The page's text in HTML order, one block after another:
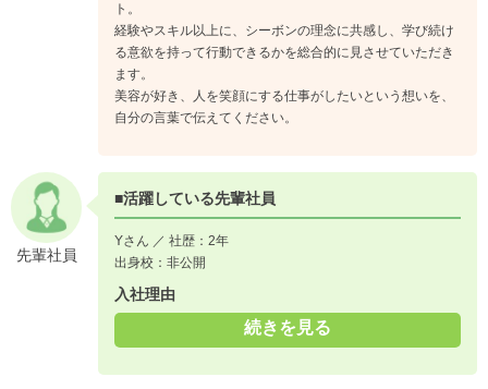
ト。
経験やスキル以上に、シーボンの理念に共感し、学び続け
る意欲を持って行動できるかを総合的に見させていただき
ます。
美容が好き、人を笑顔にする仕事がしたいという想いを、
自分の言葉で伝えてください。
先輩社員
■活躍している先輩社員
Yさん ／ 社歴：2年
出身校：非公開
入社理由
続きを見る